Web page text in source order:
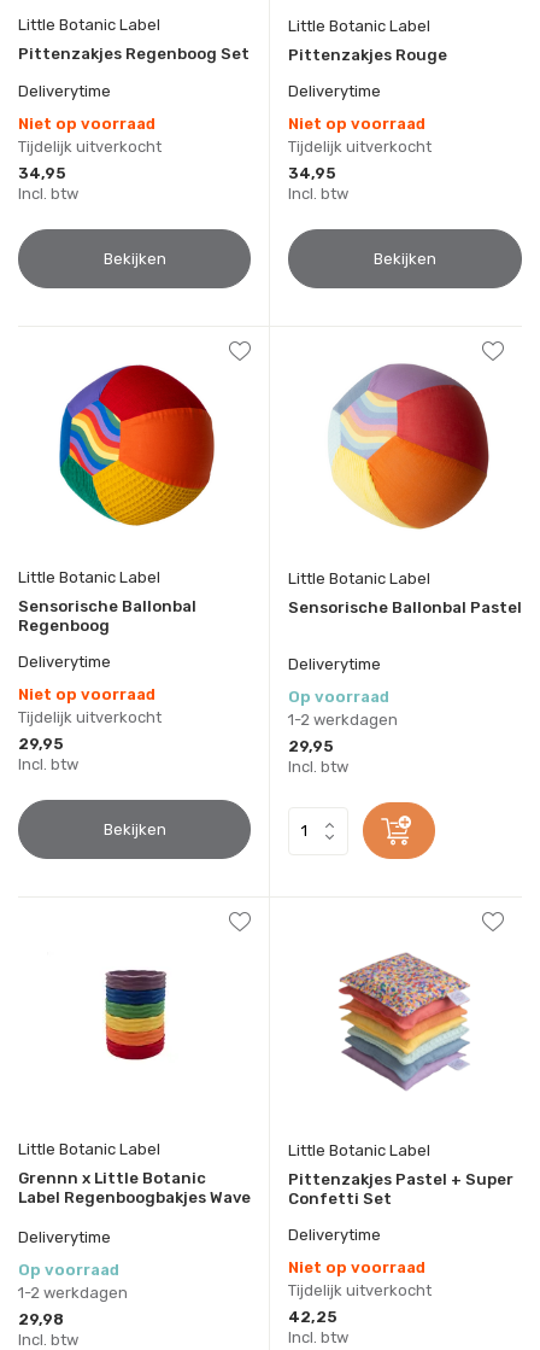
Little Botanic Label
Pittenzakjes Regenboog Set
Deliverytime
Niet op voorraad
Tijdelijk uitverkocht
34,95
Incl. btw
Bekijken
Little Botanic Label
Pittenzakjes Rouge
Deliverytime
Niet op voorraad
Tijdelijk uitverkocht
34,95
Incl. btw
Bekijken
Little Botanic Label
Sensorische Ballonbal
Regenboog
Deliverytime
Niet op voorraad
Tijdelijk uitverkocht
29,95
Incl. btw
Bekijken
Little Botanic Label
Sensorische Ballonbal Pastel
Deliverytime
Op voorraad
1-2 werkdagen
29,95
Incl. btw
Little Botanic Label
Grennn x Little Botanic
Label Regenboogbakjes Wave
Deliverytime
Op voorraad
1-2 werkdagen
29,98
Incl. btw
Little Botanic Label
Pittenzakjes Pastel + Super
Confetti Set
Deliverytime
Niet op voorraad
Tijdelijk uitverkocht
42,25
Incl. btw